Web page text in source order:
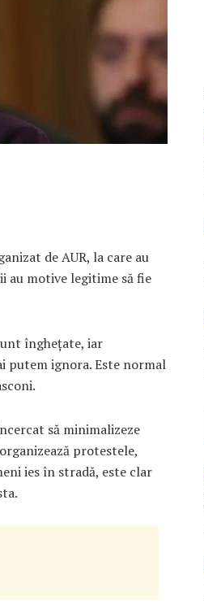
de AUR, la care au
au motive legitime să fie
înghețate, iar
putem ignora. Este normal
să minimalizeze
protestele,
ies în stradă, este clar